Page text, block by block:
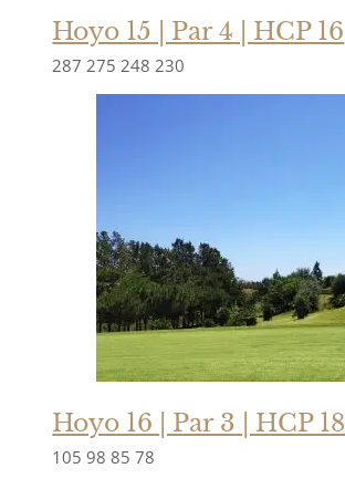
Hoyo 15 | Par 4 | HCP 16
287 275 248 230
Hoyo 16 | Par 3 | HCP 18
105 98 85 78